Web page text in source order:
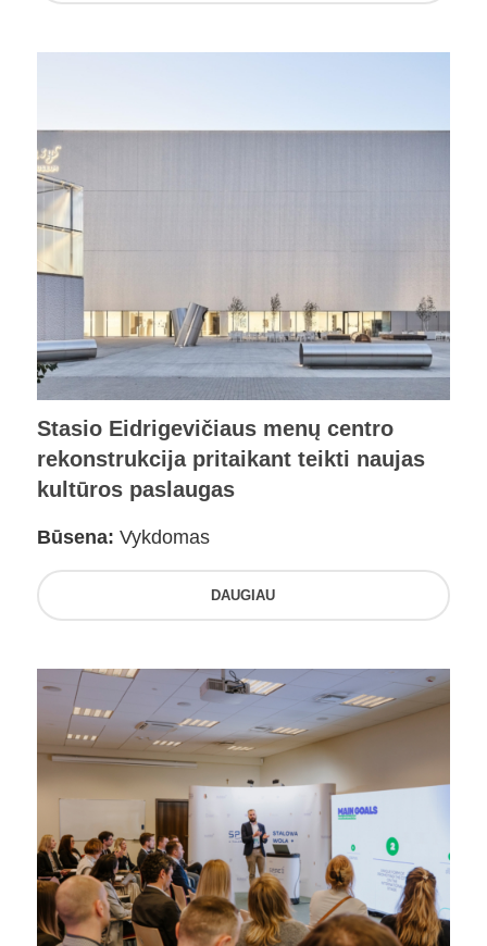
Stasio Eidrigevičiaus menų centro
rekonstrukcija pritaikant teikti naujas
kultūros paslaugas
Būsena: Vykdomas
DAUGIAU